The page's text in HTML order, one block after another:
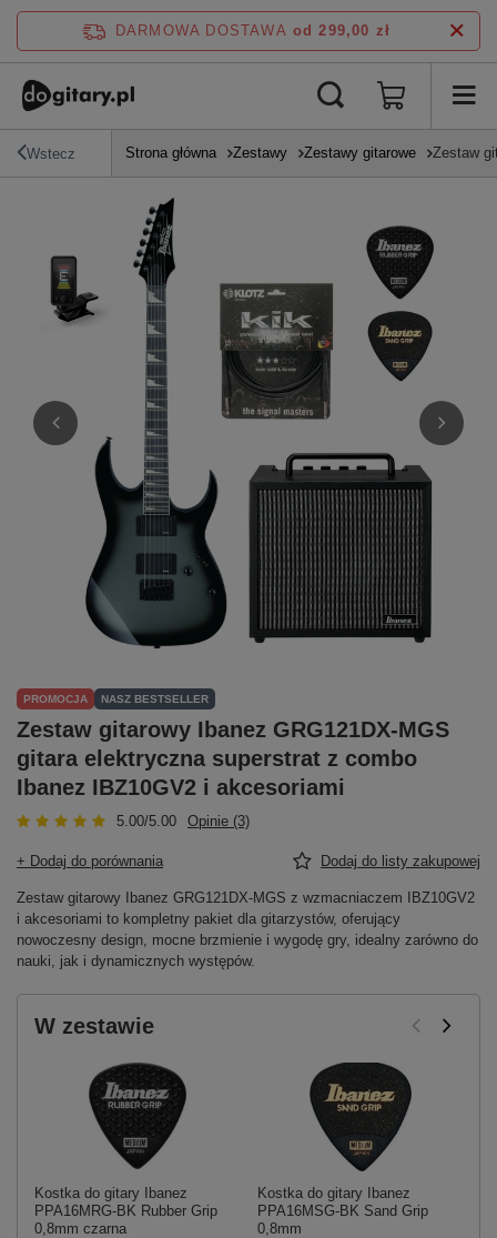
DARMOWA DOSTAWA od 299,00 zł
Wstecz Strona główna Zestawy Zestawy gitarowe Zestaw
PROMOCJA NASZ BESTSELLER
Zestaw gitarowy Ibanez GRG121DX-MGS
gitara elektryczna superstrat z combo
Ibanez IBZ10GV2 i akcesoriami
5.00/5.00 Opinie (3)
+ Dodaj do porównania Dodaj do listy zakupowej
Zestaw gitarowy Ibanez GRG121DX-MGS z wzmacniaczem IBZ10GV2
i akcesoriami to kompletny pakiet dla gitarzystów, oferujący
nowoczesny design, mocne brzmienie i wygodę gry, idealny zarówno do
nauki, jak i dynamicznych występów.
W zestawie
Kostka do gitary Ibanez
PPA16MRG-BK Rubber Grip
0,8mm czarna
Kostka do gitary Ibanez
PPA16MSG-BK Sand Grip
0,8mm